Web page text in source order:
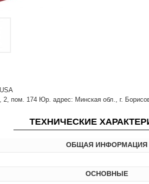
пом. 174 Юр. адрес: Минская обл., г.
ТЕХНИЧЕСКИЕ
ОБЩАЯ ИНФОРМАЦИЯ
ОСНОВНЫЕ